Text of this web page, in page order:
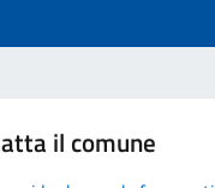
il comune